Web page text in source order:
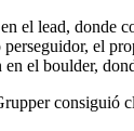
el lead, donde
perseguidor, el
en el boulder,
consiguió